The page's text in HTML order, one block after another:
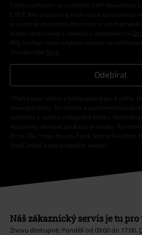
Tímto souhlasím se zasíláním EMP Newslettru
E.M.P. Merchandising mbH může zpracovávat
pravidelně mi posílat informace o svých
budou zpracovány v souladu s ustanoveními
Můj souhlas mohu kdykoliv odvolat na
Unsubscribe here
Odebírat
*Platí pouze online a kód je platný jen 4 týdny.
slevovými kódy. Po vložení a potvrzení kódu
odečtena z vašeho nákupního košíku.
vstupenky, dárkové poukazy, produkty:
Ärzte, Die Toten Hosen, Feine Sahne Fischfilet,
zboží, jehož koupí podpoříte nadaci.
Náš zákaznický servis je tu pro
Znovu dostupné: Pondělí od 09:00 do 17:00.